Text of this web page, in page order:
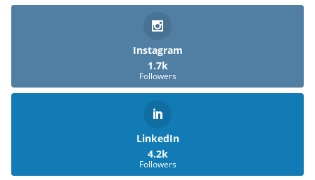
Instagram
1.7k
Followers
LinkedIn
4.2k
Followers